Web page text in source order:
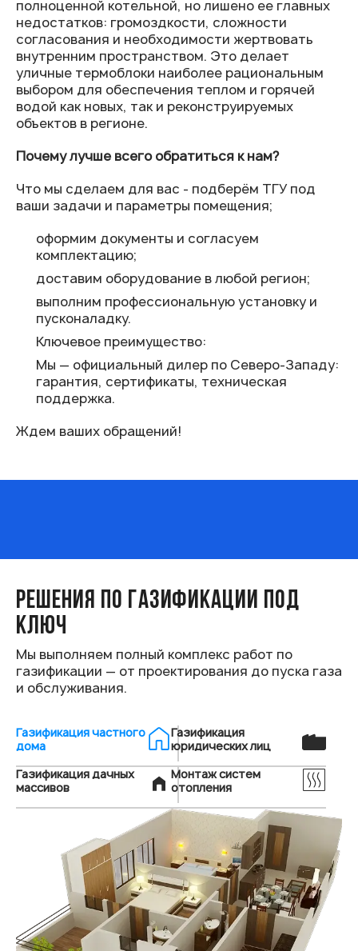
полноценной котельной, но лишено ее главных
недостатков: громоздкости, сложности
согласования и необходимости жертвовать
внутренним пространством. Это делает
уличные термоблоки наиболее рациональным
выбором для обеспечения теплом и горячей
водой как новых, так и реконструируемых
объектов в регионе.
Почему лучше всего обратиться к нам?
Что мы сделаем для вас - подберём ТГУ под
ваши задачи и параметры помещения;
оформим документы и согласуем
комплектацию;
доставим оборудование в любой регион;
выполним профессиональную установку и
пусконаладку.
Ключевое преимущество:
Мы — официальный дилер по Северо‑Западу:
гарантия, сертификаты, техническая
поддержка.
Ждем ваших обращений!
РЕШЕНИЯ ПО ГАЗИФИКАЦИИ ПОД
КЛЮЧ
Мы выполняем полный комплекс работ по
газификации — от проектирования до пуска газа
и обслуживания.
Газификация частного
дома
Газификация
юридических лиц
Газификация дачных
массивов
Монтаж систем
отопления